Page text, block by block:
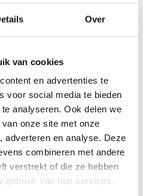
Over
van cookies
en advertenties te
voor social media te bieden
analyseren. Ook delen we
onze site met onze
adverteren en analyse. Deze
combineren met andere
verstrekt of die ze hebben
gebruik van hun services.
‘Red Sentinel’. De sierappel
vorm.
De bloesem bestaat uit
van de boom is ongeveer vier
goede tuingrond. Verder heeft
nodig